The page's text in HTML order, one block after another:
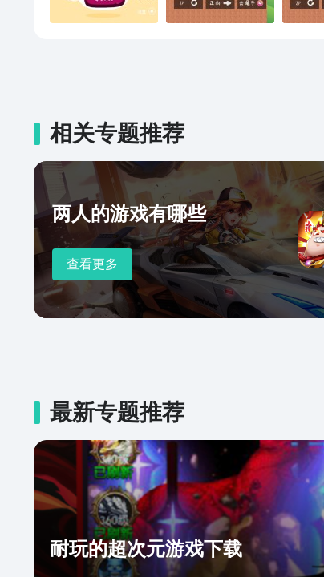
相关专题推荐
两人的游戏有哪些
查看更多
最新专题推荐
耐玩的超次元游戏下载